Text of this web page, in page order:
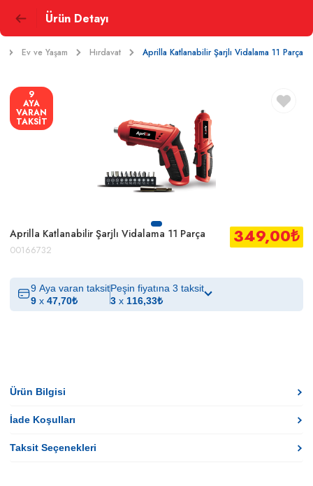
Ürün Detayı
Ev ve Yaşam Hırdavat Aprilla Katlanabilir Şarjlı Vidalama 11 Parça
9
AYA
VARAN
TAKSİT
Aprilla Katlanabilir Şarjlı Vidalama 11 Parça
00166732
349,00₺
9 Aya varan taksit
9 x 47,70₺
Peşin fiyatına 3 taksit
3 x 116,33₺
Ürün Bilgisi
İade Koşulları
Taksit Seçenekleri